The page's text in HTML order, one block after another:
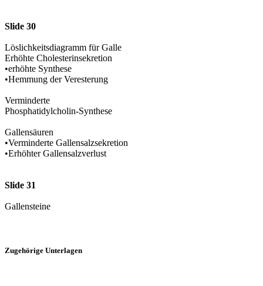
Slide 30
Löslichkeitsdiagramm für Galle
Erhöhte Cholesterinsekretion
•erhöhte Synthese
•Hemmung der Veresterung
Verminderte
Phosphatidylcholin-Synthese
Gallensäuren
•Verminderte Gallensalzsekretion
•Erhöhter Gallensalzverlust
Slide 31
Gallensteine
Zugehörige Unterlagen